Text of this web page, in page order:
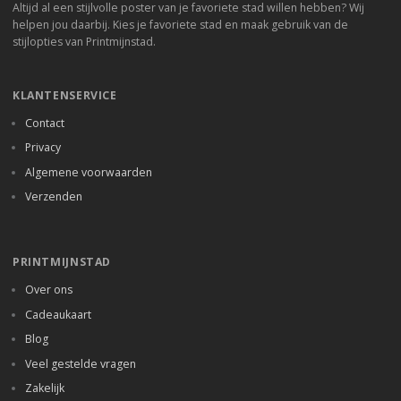
Altijd al een stijlvolle poster van je favoriete stad willen hebben? Wij
helpen jou daarbij. Kies je favoriete stad en maak gebruik van de
stijlopties van Printmijnstad.
KLANTENSERVICE
Contact
Privacy
Algemene voorwaarden
Verzenden
PRINTMIJNSTAD
Over ons
Cadeaukaart
Blog
Veel gestelde vragen
Zakelijk